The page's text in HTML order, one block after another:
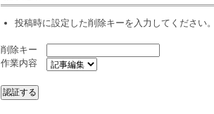
投稿時に設定した削除キーを入力してください
削除キー
作業内容